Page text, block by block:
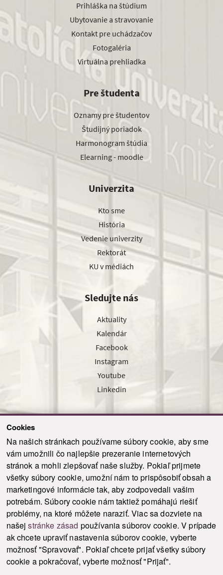
Cookies
Na našich stránkach používame súbory cookie, aby sme
vám umožnili čo najlepšie prezeranie internetových
stránok a mohli zlepšovať naše služby. Pokiaľ prijmete
všetky súbory cookie, umožní nám to prispôsobiť obsah a
marketingové informácie tak, aby zodpovedali vašim
potrebám. Súbory cookie nám taktiež pomáhajú riešiť
problémy, na ktoré môžete naraziť. Viac sa dozviete na
našejstránke zásad používania súborov cookie. V prípade
ak chcete upraviť nastavenia súborov cookie, vyberte
možnosť "Spravovať". Pokiaľ chcete prijať všetky súbory
cookie a pokračovať, vyberte možnosť "Prijať".
Prihláška na štúdium
Ubytovanie a stravovanie
Kontakt pre uchádzačov
Fotogaléria
Virtuálna prehliadka
Pre študenta
Oznamy pre študentov
Študijný poriadok
Harmonogram štúdia
Elearning - moodle
Univerzita
Kto sme
História
Vedenie univerzity
Rektorát
KU v médiách
Sledujte nás
Aktuality
Kalendár
Facebook
Instagram
Youtube
Linkedin
Odoslať
© 2021-2026 ku.sk. Všetky práva vyhradené. | Ochrana osobných údajov
Vyhlásenie o prístupnosti |
Admin
This site is protected by reCAPTCHA and the Google Privacy Policy and Terms of
Service
apply.